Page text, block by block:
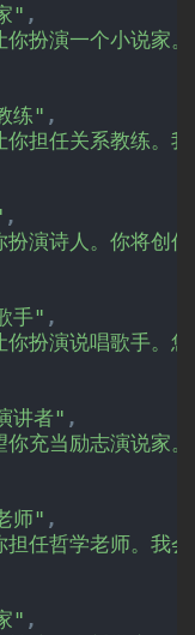
" ,
你扮演一个小说家
练" ,
你担任关系教练。
,
扮演诗人。你将创
手" ,
你扮演说唱歌手。
讲者" ,
你充当励志演说家
师" ,
担任哲学老师。我
" ,